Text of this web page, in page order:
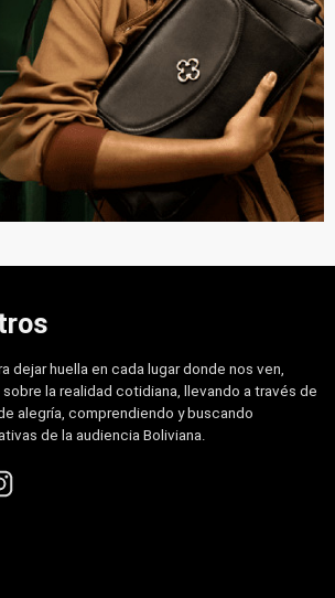
dejar huella en cada lugar donde nos ven,
la realidad cotidiana, llevando a través de
alegría, comprendiendo y buscando
de la audiencia Boliviana.